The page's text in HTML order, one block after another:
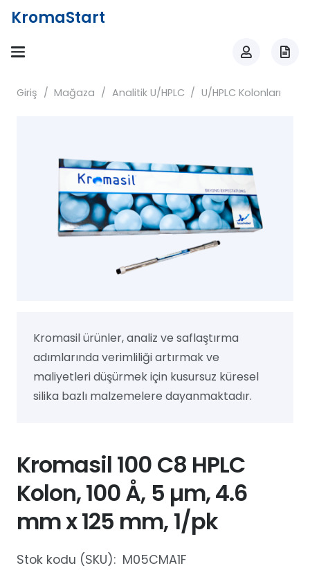
KromaStart
Giriş / Mağaza / Analitik U/HPLC / U/HPLC Kolonları
Kromasil ürünler, analiz ve saflaştırma
adımlarında verimliliği artırmak ve
maliyetleri düşürmek için kusursuz küresel
silika bazlı malzemelere dayanmaktadır.
Kromasil 100 C8 HPLC
Kolon, 100 Å, 5 µm, 4.6
mm x 125 mm, 1/pk
Stok kodu (SKU): M05CMA1F